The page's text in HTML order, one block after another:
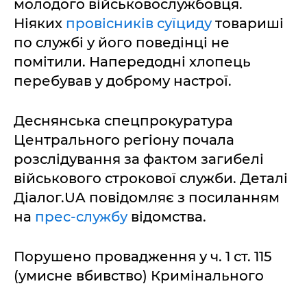
молодого військовослужбовця.
Ніяких провісників суїцидутовариші
по службі у його поведінці не
помітили. Напередодні хлопець
перебував у доброму настрої.
Деснянська спецпрокуратура
Центрального регіону почала
розслідування за фактом загибелі
військового строкової служби. Деталі
Діалог.UA повідомляє з посиланням
на прес-службу відомства.
Порушено провадження у ч. 1 ст. 115
(умисне вбивство) Кримінального